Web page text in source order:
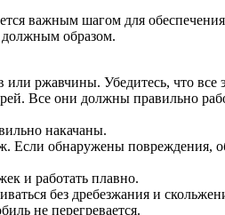
важным шагом для
должным образом.
ржавчины. Убедитесь, что все
Все они должны правильно
накачаны.
Если обнаружены повреждения,
и работать плавно.
без дребезжания и
не перегревается.